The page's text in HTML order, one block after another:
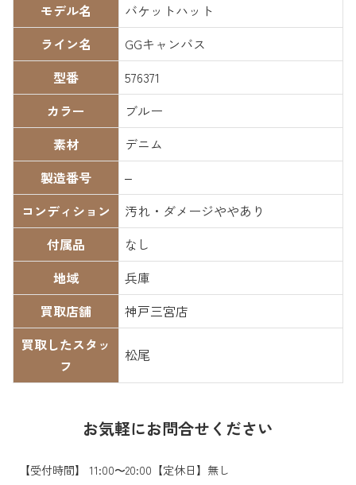
モデル名
バケットハット
ライン名
GGキャンバス
型番
576371
カラー
ブルー
素材
デニム
製造番号
–
コンディション
汚れ・ダメージややあり
付属品
なし
地域
兵庫
買取店舗
神戸三宮店
買取したスタッ
フ
松尾
お気軽にお問合せください
【受付時間】 11:00〜20:00【定休日】無し